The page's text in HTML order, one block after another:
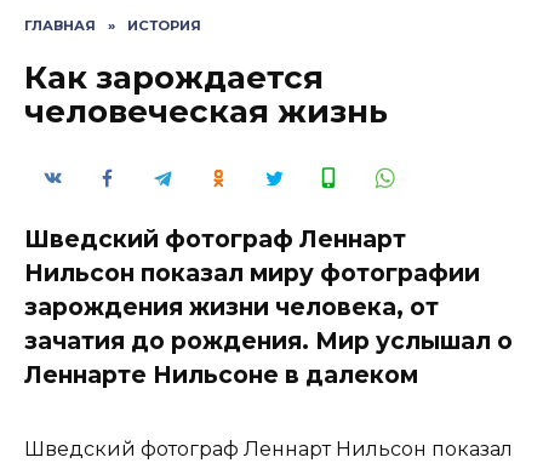
ГЛАВНАЯ » ИСТОРИЯ
Как зарождается
человеческая жизнь
Шведский фотограф Леннарт
Нильсон показал миру фотографии
зарождения жизни человека, от
зачатия до рождения. Мир услышал о
Леннарте Нильсоне в далеком
Шведский фотограф Леннарт Нильсон показал